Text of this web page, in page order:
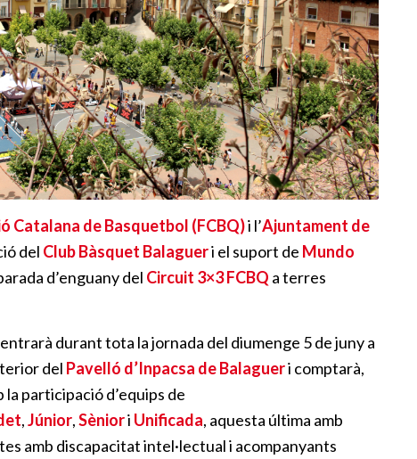
Catalana de Basquetbol (FCBQ)i l’Ajuntament de
del Club Bàsquet Balagueri el suport de Mundo
d’enguany del Circuit 3×3 FCBQ a terres
durant tota la jornada del diumenge 5 de juny a
del Pavelló d’Inpacsa de Balagueri comptarà,
la participació d’equips de
,Júnior,Sèniori Unificada, aquesta última amb
amb discapacitat intel·lectual i acompanyants